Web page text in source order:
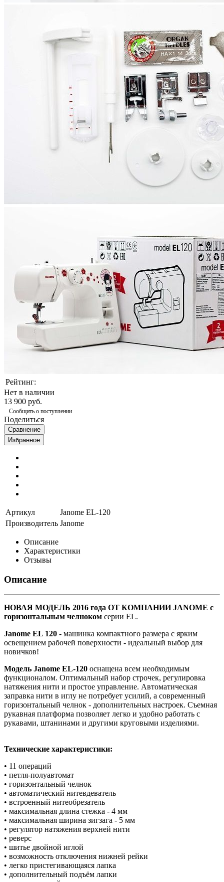
Рейтинг:
Нет в наличии
13 900 руб.
Сообщить о поступлении
Поделиться
Сравнение
Избранное
Артикул
Janome EL-120
Производитель Janome
Описание
Характеристики
Отзывы
Описание
НОВАЯ МОДЕЛЬ 2016 года ОТ КОМПАНИИ JANOME с
горизонтальным челноком серии EL.
Janome EL 120 - машинка компактного размера с ярким
освещением рабочей поверхности - идеальный выбор для
новичков!
Модель Janome EL-120 оснащена всем необходимым
функционалом. Оптимальный набор строчек, регулировка
натяжения нити и простое управление. Автоматическая
заправка нити в иглу не потребует усилий, а современный
горизонтальный челнок - дополнительных настроек. Съемная
рукавная платформа позволяет легко и удобно работать с
рукавами, штанинами и другими круговыми изделиями.
Технические характеристики:
• 11 операций
• петля-полуавтомат
• горизонтальный челнок
• автоматический нитевдеватель
• встроенный нитеобрезатель
• максимальная длина стежка - 4 мм
• максимальная ширина зигзага - 5 мм
• регулятор натяжения верхней нити
• реверс
• шитье двойной иглой
• возможность отключения нижней рейки
• легко пристегивающаяся лапка
• дополнительный подъём лапки